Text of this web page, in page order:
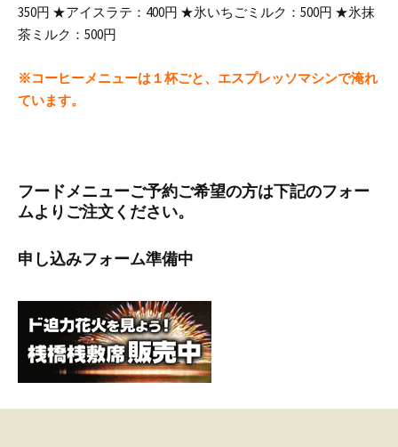
350円 ★アイスラテ：400円 ★氷いちごミルク：500円 ★氷抹
茶ミルク：500円
※コーヒーメニューは１杯ごと、エスプレッソマシンで淹れ
ています。
フードメニューご予約ご希望の方は下記のフォー
ムよりご注文ください。
申し込みフォーム準備中